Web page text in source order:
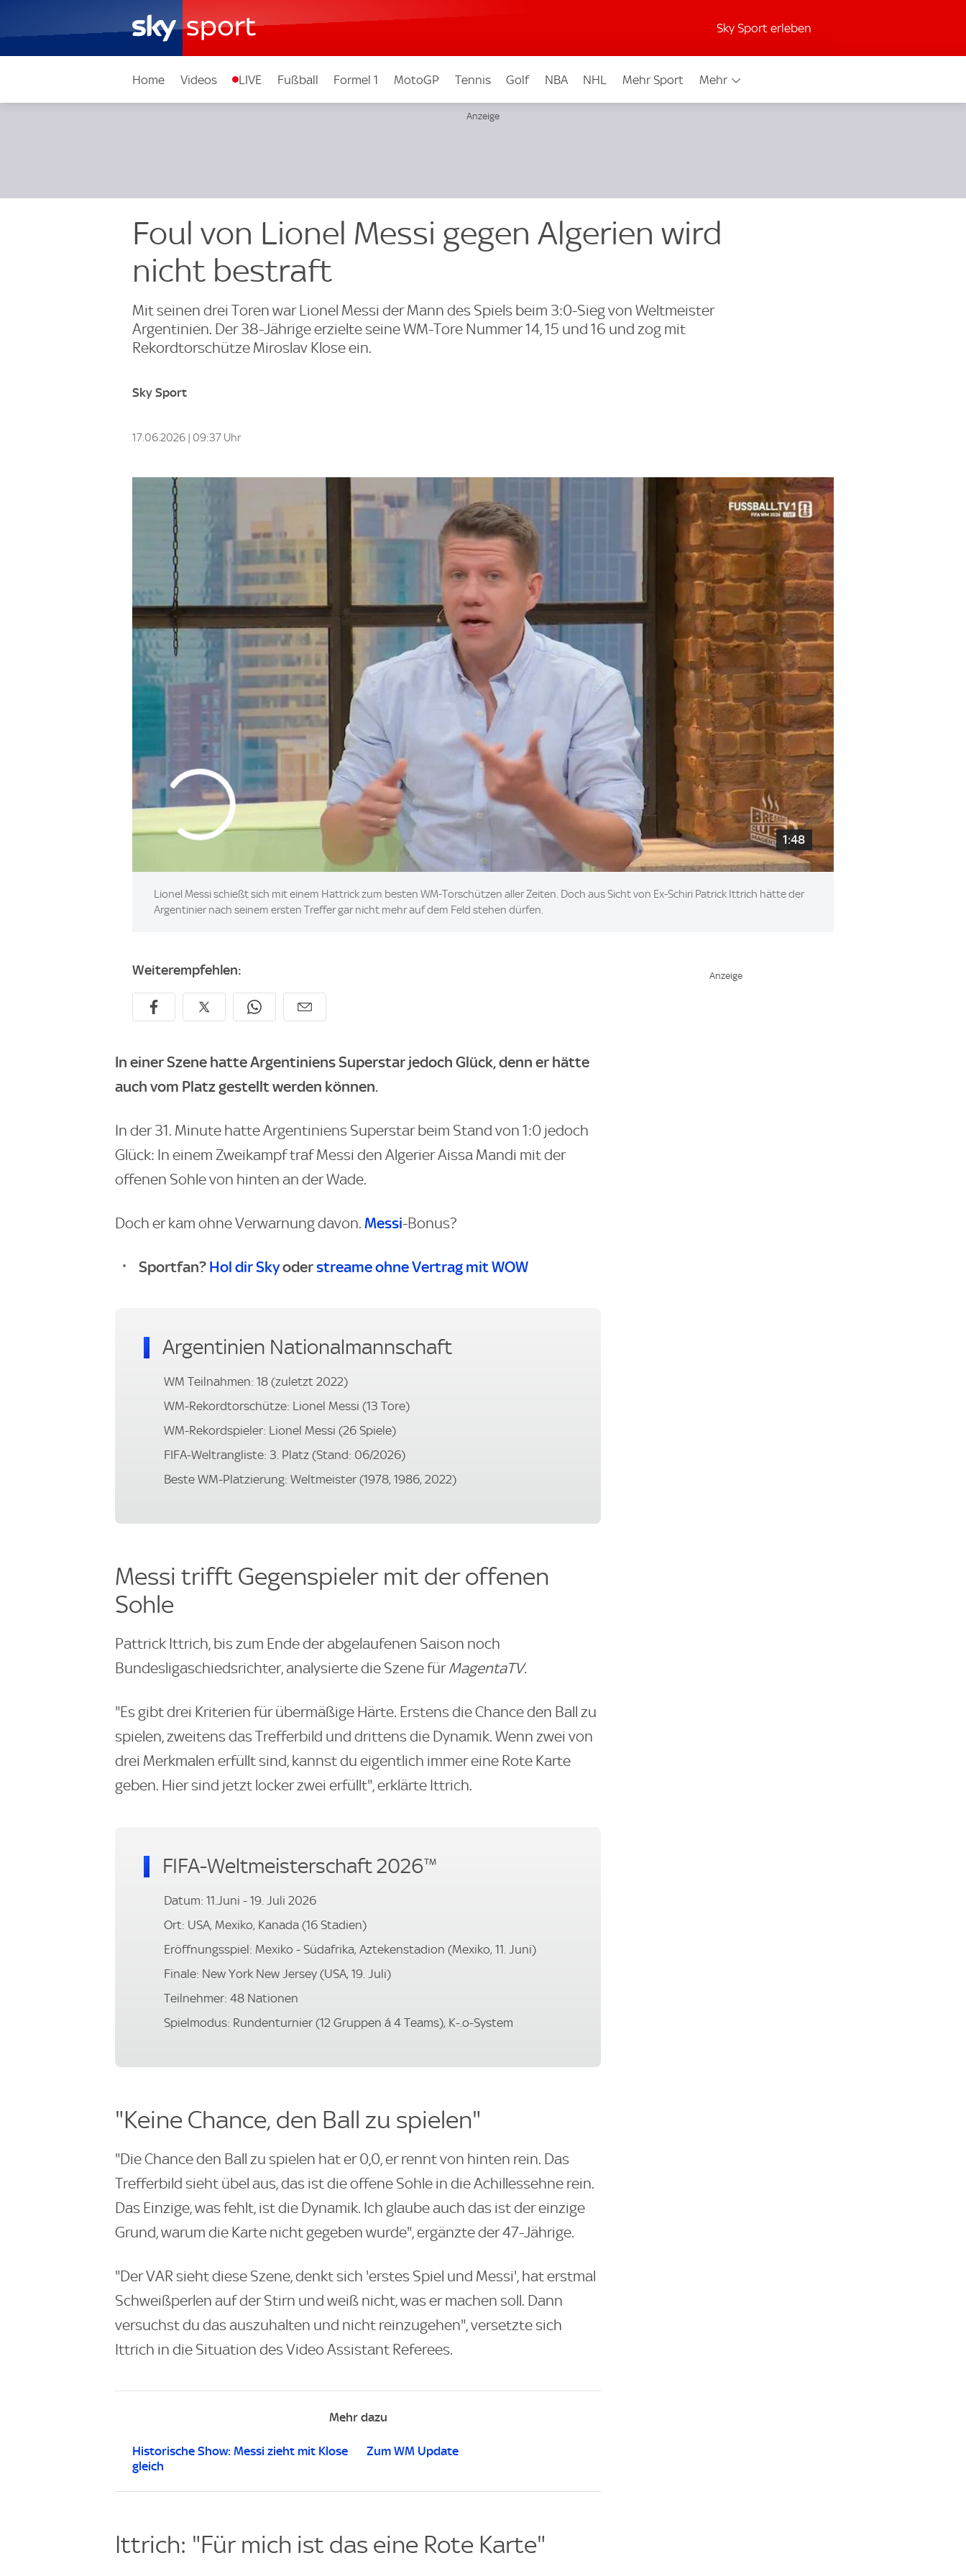
Sky Sport erleben
Home Videos LIVE Fußball Formel 1 MotoGP Tennis Golf NBA NHL Mehr Sport Mehr
Foul von Lionel Messi gegen Algerien wird
nicht bestraft
Mit seinen drei Toren war Lionel Messi der Mann des Spiels beim 3:0-Sieg von Weltmeister
Argentinien. Der 38-Jährige erzielte seine WM-Tore Nummer 14, 15 und 16 und zog mit
Rekordtorschütze Miroslav Klose ein.
Sky Sport
17.06.2026 | 09:37 Uhr
1:48
Lionel Messi schießt sich mit einem Hattrick zum besten WM-Torschützen aller Zeiten. Doch aus Sicht von Ex-Schiri Patrick Ittrich hätte der
Argentinier nach seinem ersten Treffer gar nicht mehr auf dem Feld stehen dürfen.
Weiterempfehlen:
In einer Szene hatte Argentiniens Superstar jedoch Glück, denn er hätte
auch vom Platz gestellt werden können.
In der 31. Minute hatte Argentiniens Superstar beim Stand von 1:0 jedoch
Glück: In einem Zweikampf traf Messi den Algerier Aissa Mandi mit der
offenen Sohle von hinten an der Wade.
Doch er kam ohne Verwarnung davon. Messi-Bonus?
Sportfan? Hol dir Skyoderstreame ohne Vertrag mit WOW
Argentinien Nationalmannschaft
WM Teilnahmen: 18 (zuletzt 2022)
WM-Rekordtorschütze: Lionel Messi (13 Tore)
WM-Rekordspieler: Lionel Messi (26 Spiele)
FIFA-Weltrangliste: 3. Platz (Stand: 06/2026)
Beste WM-Platzierung: Weltmeister (1978, 1986, 2022)
Messi trifft Gegenspieler mit der offenen
Sohle
Pattrick Ittrich, bis zum Ende der abgelaufenen Saison noch
Bundesligaschiedsrichter, analysierte die Szene fürMagentaTV.
"Es gibt drei Kriterien für übermäßige Härte. Erstens die Chance den Ball zu
spielen, zweitens das Trefferbild und drittens die Dynamik. Wenn zwei von
drei Merkmalen erfüllt sind, kannst du eigentlich immer eine Rote Karte
geben. Hier sind jetzt locker zwei erfüllt", erklärte Ittrich.
FIFA-Weltmeisterschaft 2026™
Datum: 11.Juni - 19. Juli 2026
Ort: USA, Mexiko, Kanada (16 Stadien)
Eröffnungsspiel: Mexiko - Südafrika, Aztekenstadion (Mexiko, 11. Juni)
Finale: New York New Jersey (USA, 19. Juli)
Teilnehmer: 48 Nationen
Spielmodus: Rundenturnier (12 Gruppen á 4 Teams), K-.o-System
"Keine Chance, den Ball zu spielen"
"Die Chance den Ball zu spielen hat er 0,0, er rennt von hinten rein. Das
Trefferbild sieht übel aus, das ist die offene Sohle in die Achillessehne rein.
Das Einzige, was fehlt, ist die Dynamik. Ich glaube auch das ist der einzige
Grund, warum die Karte nicht gegeben wurde", ergänzte der 47-Jährige.
"Der VAR sieht diese Szene, denkt sich 'erstes Spiel und Messi', hat erstmal
Schweißperlen auf der Stirn und weiß nicht, was er machen soll. Dann
versuchst du das auszuhalten und nicht reinzugehen", versetzte sich
Ittrich in die Situation des Video Assistant Referees.
Mehr dazu
Historische Show: Messi zieht mit Klose
gleich
Zum WM Update
Ittrich: "Für mich ist das eine Rote Karte"